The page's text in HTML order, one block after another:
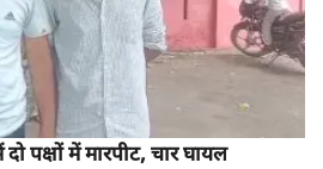
पक्षों में मारपीट, चार घायल